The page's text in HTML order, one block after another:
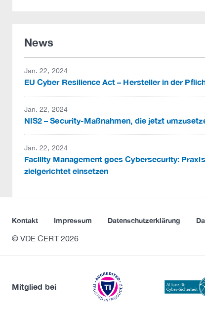
News
Jan. 22, 2024
EU Cyber Resilience Act – Hersteller in der
Jan. 22, 2024
NIS2 – Security-Maßnahmen, die jetzt
Jan. 22, 2024
Facility Management goes Cybersecurity:
zielgerichtet einsetzen
Kontakt Impressum Datenschutzerklärung
© VDE CERT 2026
Mitglied bei